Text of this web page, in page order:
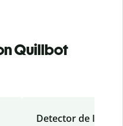
Quillbot
Detector de IA